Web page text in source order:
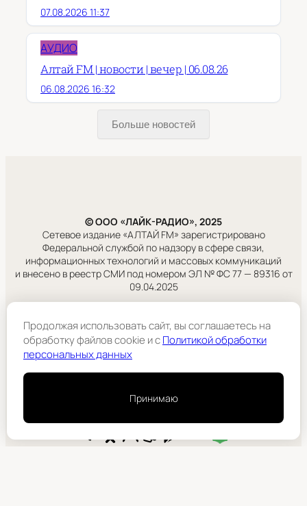
07.08.2026 11:37
АУДИО
Алтай FM | новости | вечер | 06.08.26
06.08.2026 16:32
Больше новостей
© ООО «ЛАЙК-РАДИО», 2025
Сетевое издание «АЛТАЙ FM» зарегистрировано
Федеральной службой по надзору в сфере связи,
информационных технологий и массовых коммуникаций
и внесено в реестр СМИ под номером ЭЛ № ФС 77 — 89316 от
09.04.2025
Правовая информация
Учредитель:
ООО «ЛАЙК-РАДИО».
Продолжая использовать сайт, вы соглашаетесь на
обработку файлов cookie и cПолитикой обработки
персональных данных
Принимаю